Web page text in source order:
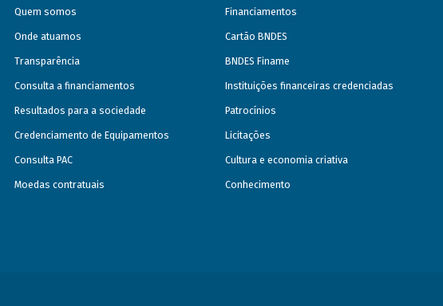
Quem somos
Onde atuamos
Transparência
Consulta a financiamentos
Resultados para a sociedade
Credenciamento de Equipamentos
Consulta PAC
Moedas contratuais
Financiamentos
Cartão BNDES
BNDES Finame
Instituições financeiras credenciadas
Patrocínios
Licitações
Cultura e economia criativa
Conhecimento